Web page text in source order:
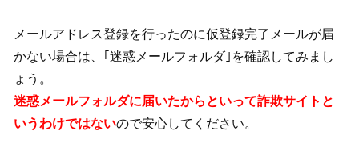
メールアドレス登録を行ったのに仮登録完了メールが届
かない場合は、｢迷惑メールフォルダ｣を確認してみまし
ょう。
迷惑メールフォルダに届いたからといって詐欺サイトと
いうわけではないので安心してください。